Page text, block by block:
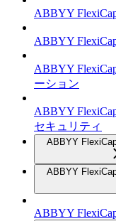
ABBYY
ABBYY
ABBYY
ーション
ABBYY
セキュリティ
ABBYY
ABBYY
ABBYY